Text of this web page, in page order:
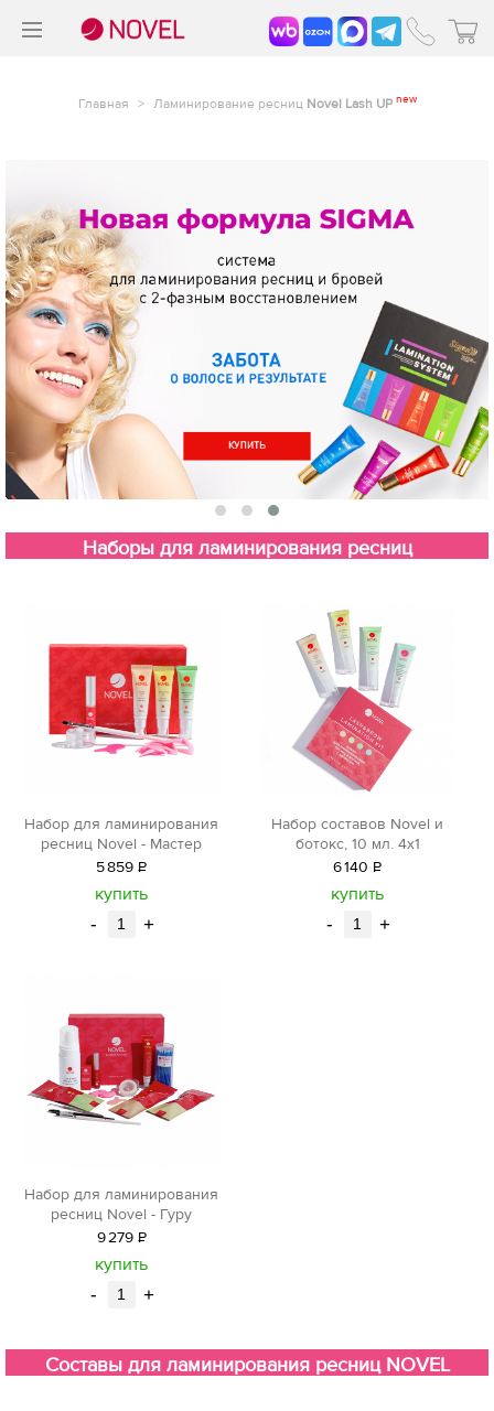
Главная > Ламинирование ресниц Novel Lash UP new
Наборы для ламинирования ресниц
Набор для ламинирования
ресниц Novel - Мастер
5859 Р
уб.
купить
- +
Набор составов Novel и
ботокс, 10 мл. 4х1
6140 Р
уб.
купить
- +
Набор для ламинирования
ресниц Novel - Гуру
9279 Р
уб.
купить
- +
Составы для ламинирования ресниц NOVEL